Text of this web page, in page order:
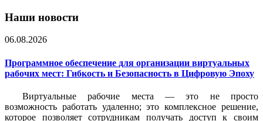
Наши новости
06.08.2026
Программное обеспечение для организации виртуальных
рабочих мест: Гибкость и Безопасность в Цифровую Эпоху
Виртуальные рабочие места — это не просто
возможность работать удаленно; это комплексное решение,
которое позволяет сотрудникам получать доступ к своим